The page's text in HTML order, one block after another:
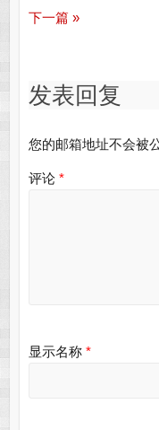
下一篇 »
发表回复
您的邮箱地址不会被公
评论 *
显示名称 *